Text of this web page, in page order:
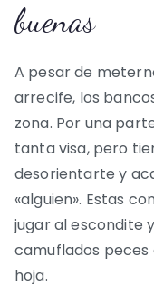
buenas
A pesar de
arrecife, los
zona. Por una
tanta visa, pero
desorientarte y
«alguien». Estas
jugar al escondite
camuflados
hoja.